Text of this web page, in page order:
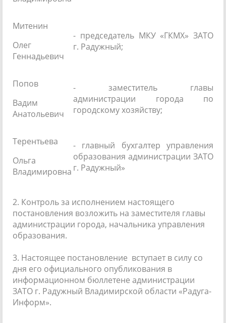
Митенин
Олег
Геннадьевич
- председатель МКУ «ГКМХ» ЗАТО
г. Радужный;
Попов
Вадим
Анатольевич
- заместитель главы
администрации города по
городскому хозяйству;
Терентьева
Ольга
Владимировна
- главный бухгалтер управления
образования администрации ЗАТО
г. Радужный»
2. Контроль за исполнением настоящего
постановления возложить на заместителя главы
администрации города, начальника управления
образования.
3. Настоящее постановление вступает в силу со
дня его официального опубликования в
информационном бюллетене администрации
ЗАТО г. Радужный Владимирской области «Радуга-
Информ».